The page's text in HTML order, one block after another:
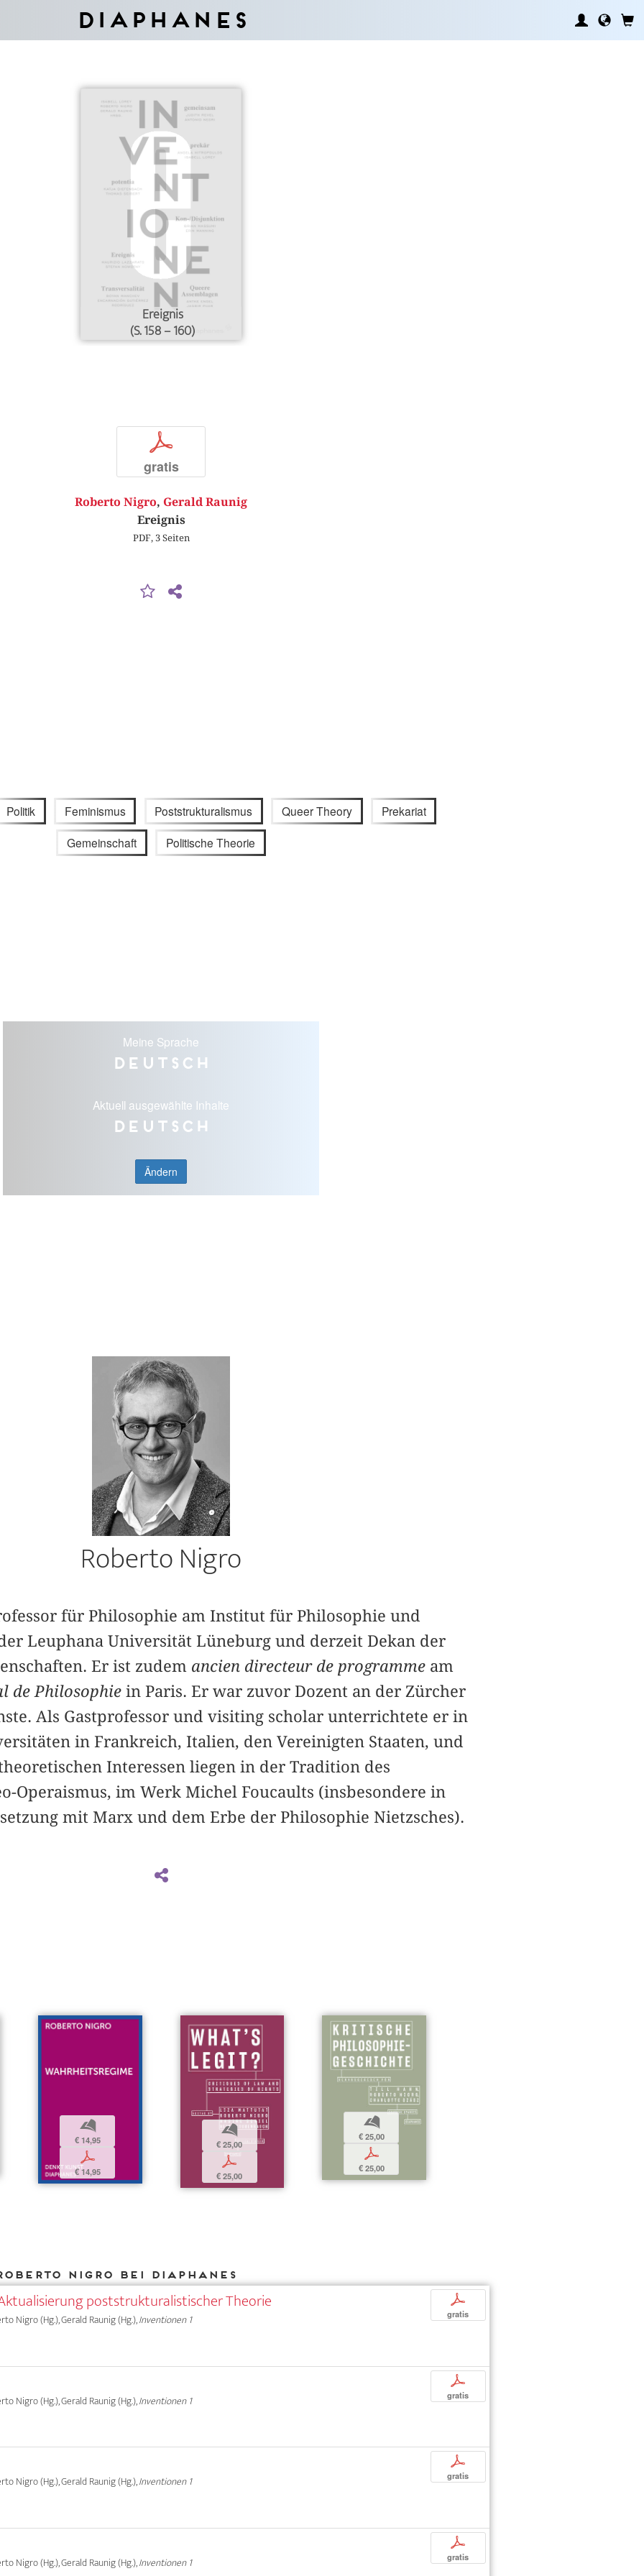
Diaphanes
Ereignis
(S. 158 – 160)
p
gratis
Roberto Nigro, Gerald Raunig
Ereignis
PDF, 3 Seiten
Politik Feminismus Poststrukturalismus Queer Theory Prekariat
Gemeinschaft Politische Theorie
Meine Sprache
Deutsch
Aktuell ausgewählte Inhalte
Deutsch
Ändern
Roberto Nigro
für Philosophie am Institut für Philosophie und
Leuphana Universität Lüneburg und derzeit Dekan der
Er ist zudem ancien directeur de programme am
de Philosophiein Paris. Er war zuvor Dozent an der Zürcher
Als Gastprofessor und visiting scholar unterrichtete er in
in Frankreich, Italien, den Vereinigten Staaten, und
Interessen liegen in der Tradition des
Operaismus, im Werk Michel Foucaults (insbesondere in
mit Marx und dem Erbe der Philosophie Nietzsches).
b
€ 14,95
p
€ 14,95
b
€ 25,00
p
€ 25,00
b
€ 25,00
p
€ 25,00
Nigro bei DIAPHANES
poststrukturalistischer Theorie
Nigro (Hg.), Gerald Raunig (Hg.),Inventionen 1
p
gratis
Nigro (Hg.), Gerald Raunig (Hg.),Inventionen 1
p
gratis
Nigro (Hg.), Gerald Raunig (Hg.),Inventionen 1
p
gratis
Nigro (Hg.), Gerald Raunig (Hg.),Inventionen 1
p
gratis